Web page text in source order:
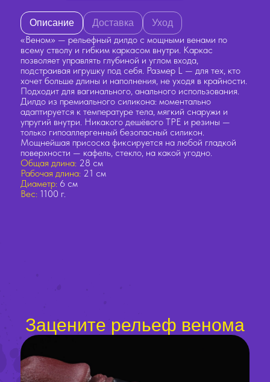
Описание Доставка Уход
«Веном» — рельефный дилдо с мощными венами по
всему стволу и гибким каркасом внутри. Каркас
позволяет управлять глубиной и углом входа,
подстраивая игрушку под себя. Размер L — для тех, кто
хочет больше длины и наполнения, не уходя в крайности.
Подходит для вагинального, анального использования.
Дилдо из премиального силикона: моментально
адаптируется к температуре тела, мягкий снаружи и
упругий внутри. Никакого дешёвого TPE и резины —
только гипоаллергенный безопасный силикон.
Мощнейшая присоска фиксируется на любой гладкой
поверхности — кафель, стекло, на какой угодно.
Общая длина: 28 см
Рабочая длина: 21 см
Диаметр: 6 см
Вес: 1100 г.
Зацените рельеф венома